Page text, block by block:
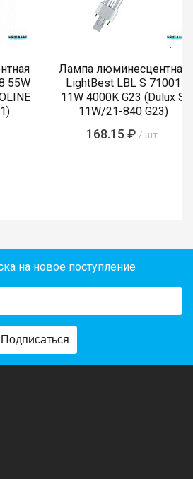
55W
Лампа люминесцентная
LightBest LBL S 71001
11W 4000K G23 (Dulux S
11W/21-840 G23)
168.15 ₽ / шт.
на новое поступление
Подписаться